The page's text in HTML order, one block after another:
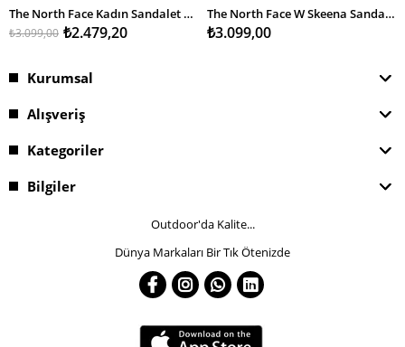
The North Face Kadın Sandalet Skeena Sandal
₺2.479,20
₺3.099,00
The North Face W Skeena Sandal Kadın Sandalet
₺3.099,00
Kurumsal
Alışveriş
Kategoriler
Bilgiler
Outdoor'da Kalite...
Dünya Markaları Bir Tık Ötenizde